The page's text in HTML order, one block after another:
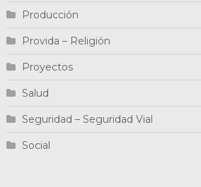
Producción
Provida – Religión
Proyectos
Salud
Seguridad – Seguridad Vial
Social